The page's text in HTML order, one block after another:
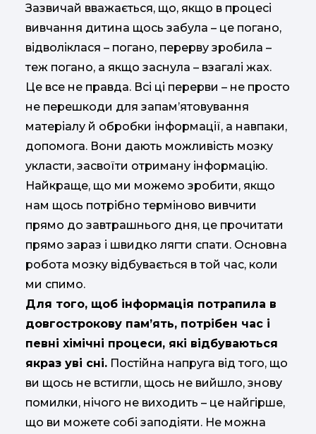
Зазвичай вважається, що, якщо в процесі
вивчання дитина щось забула – це погано,
відволіклася – погано, перерву зробила –
теж погано, а якщо заснула – взагалі жах.
Це все не правда. Всі ці перерви – не просто
не перешкоди для запам’ятовування
матеріалу й обробки інформації, а навпаки,
допомога. Вони дають можливість мозку
укласти, засвоїти отриману інформацію.
Найкраще, що ми можемо зробити, якщо
нам щось потрібно терміново вивчити
прямо до завтрашнього дня, це прочитати
прямо зараз і швидко лягти спати. Основна
робота мозку відбувається в той час, коли
ми спимо.
Для того, щоб інформація потрапила в
довгострокову пам’ять, потрібен час і
певні хімічні процеси, які відбуваються
якраз уві сні. Постійна напруга від того, що
ви щось не встигли, щось не вийшло, знову
помилки, нічого не виходить – це найгірше,
що ви можете собі заподіяти. Не можна